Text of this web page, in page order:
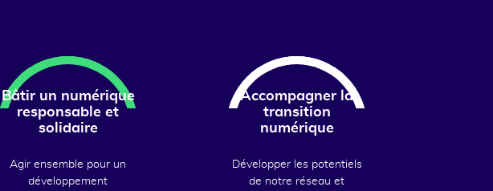
Bâtir un numérique
responsable et
solidaire
Agir ensemble pour un
développement
Accompagner la
transition
numérique
Développer les potentiels
de notre réseau et